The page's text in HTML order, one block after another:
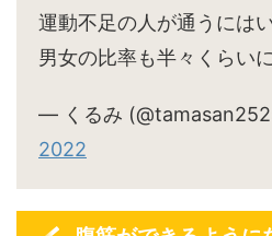
運動不足の人が通うには
男女の比率も半々くらい
— くるみ
2022